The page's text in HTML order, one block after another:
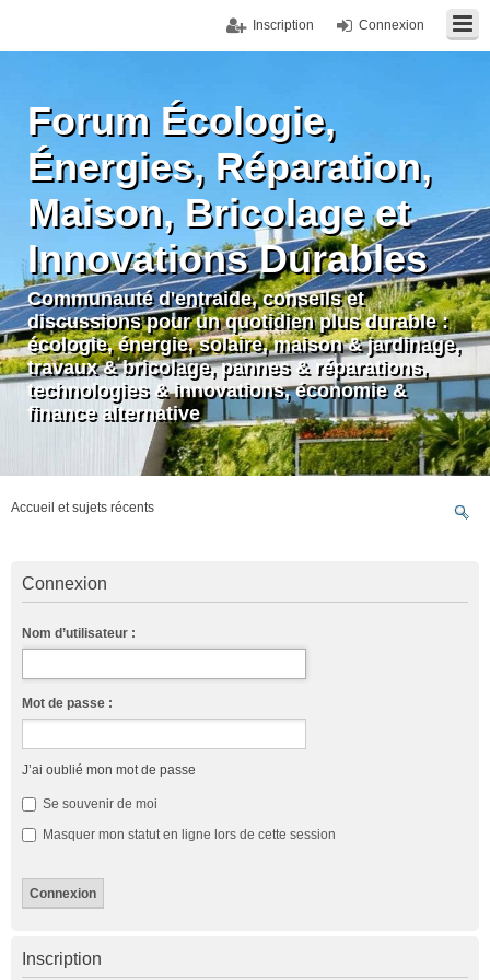
Connexion
Inscription
Forum Écologie,
Énergies, Réparation,
Maison, Bricolage et
Innovations Durables
Communauté d'entraide, conseils et
discussions pour un quotidien plus durable :
écologie, énergie, solaire, maison & jardinage,
travaux & bricolage, pannes & réparations,
technologies & innovations, économie &
finance alternative
Accueil et sujets récents
Connexion
Nom d’utilisateur :
Mot de passe :
J’ai oublié mon mot de passe
Se souvenir de moi
Masquer mon statut en ligne lors de cette session
Inscription